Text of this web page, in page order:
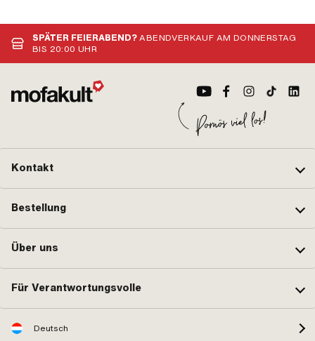
SPÄTER FEIERABEND?ABENDVERKAUF AM DONNERSTAG
BIS 20:00 UHR
Kontakt
Bestellung
Über uns
Für Verantwortungsvolle
Deutsch